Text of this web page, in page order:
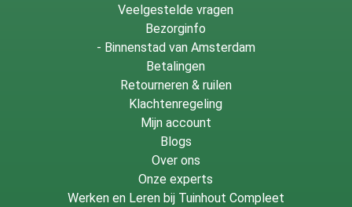
Veelgestelde vragen
Bezorginfo
- Binnenstad van Amsterdam
Betalingen
Retourneren & ruilen
Klachtenregeling
Mijn account
Blogs
Over ons
Onze experts
Werken en Leren bij Tuinhout Compleet